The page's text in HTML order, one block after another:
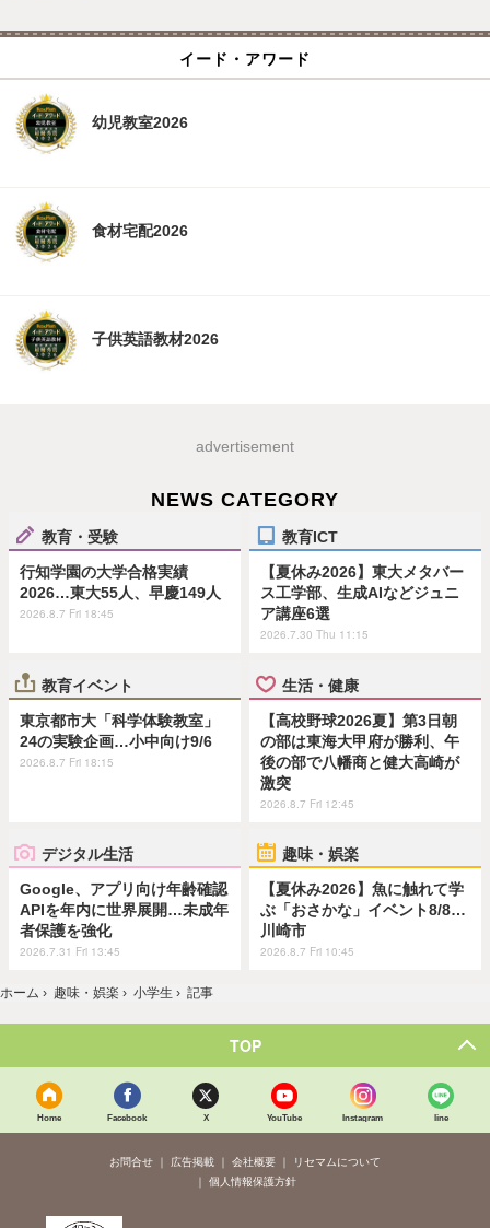
イード・アワード
幼児教室2026
食材宅配2026
子供英語教材2026
advertisement
NEWS CATEGORY
教育・受験
行知学園の大学合格実績
2026…東大55人、早慶149人
2026.8.7 Fri 18:45
教育ICT
【夏休み2026】東大メタバー
ス工学部、生成AIなどジュニ
ア講座6選
2026.7.30 Thu 11:15
教育イベント
東京都市大「科学体験教室」
24の実験企画…小中向け9/6
2026.8.7 Fri 18:15
生活・健康
【高校野球2026夏】第3日朝
の部は東海大甲府が勝利、午
後の部で八幡商と健大高崎が
激突
2026.8.7 Fri 12:45
デジタル生活
Google、アプリ向け年齢確認
APIを年内に世界展開…未成年
者保護を強化
2026.7.31 Fri 13:45
趣味・娯楽
【夏休み2026】魚に触れて学
ぶ「おさかな」イベント8/8…
川崎市
2026.8.7 Fri 10:45
ホーム › 趣味・娯楽 › 小学生 › 記事
TOP
Home Facebook X YouTube Instagram line
お問合せ 広告掲載 会社概要
リセマムについて
個人情報保護方針